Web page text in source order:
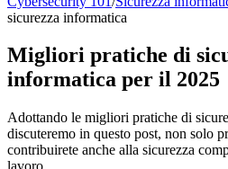
sicurezza informatica
Migliori pratiche di
informatica per il 2025
Adottando le migliori pratiche di
discuteremo in questo post, non solo
contribuirete anche alla sicurezza